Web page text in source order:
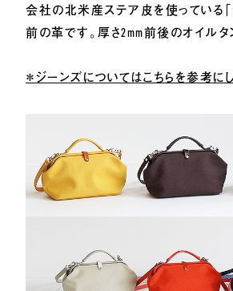
会社の北米産ステア皮を使っている「
前の革です。厚さ2mm前後のオイルタ
＊ジーンズについてはこちらを参考にし